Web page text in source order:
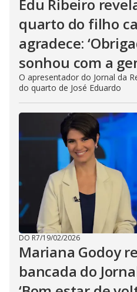
Edu Ribeiro
quarto do filho
agradece:
sonhou com a
O apresentador do Jornal da
do quarto de José Eduardo
DO R7/19/02/2026
Mariana Godoy
bancada do